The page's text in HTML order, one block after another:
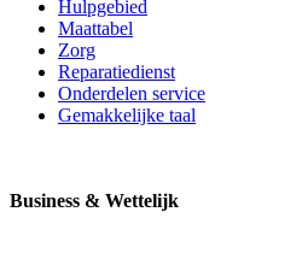
Hulpgebied
Maattabel
Zorg
Reparatiedienst
Onderdelen service
Gemakkelijke taal
Business & Wettelijk